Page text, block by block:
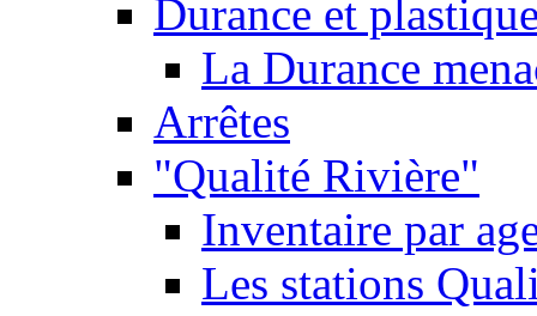
Durance et
La Durance
Arrêtes
"Qualité Rivière"
Inventaire par
Les stations